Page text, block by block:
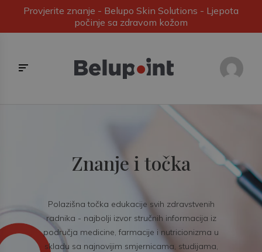
Provjerite znanje - Belupo Skin Solutions - Ljepota
počinje sa zdravom kožom
Znanje i točka
Polazišna točka edukacije svih zdravstvenih
radnika - najbolji izvor stručnih informacija iz
područja medicine, farmacije i nutricionizma u
skladu sa najnovijim smjernicama, studijama,